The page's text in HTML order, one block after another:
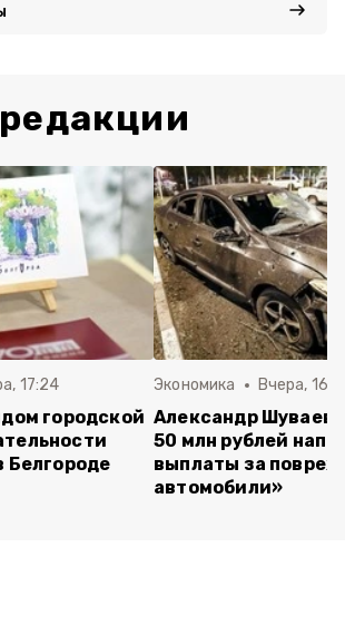
17:24
городской
Белгороде
Экономика Вчера,
Александр
50 млн рублей
выплаты за
автомобили»